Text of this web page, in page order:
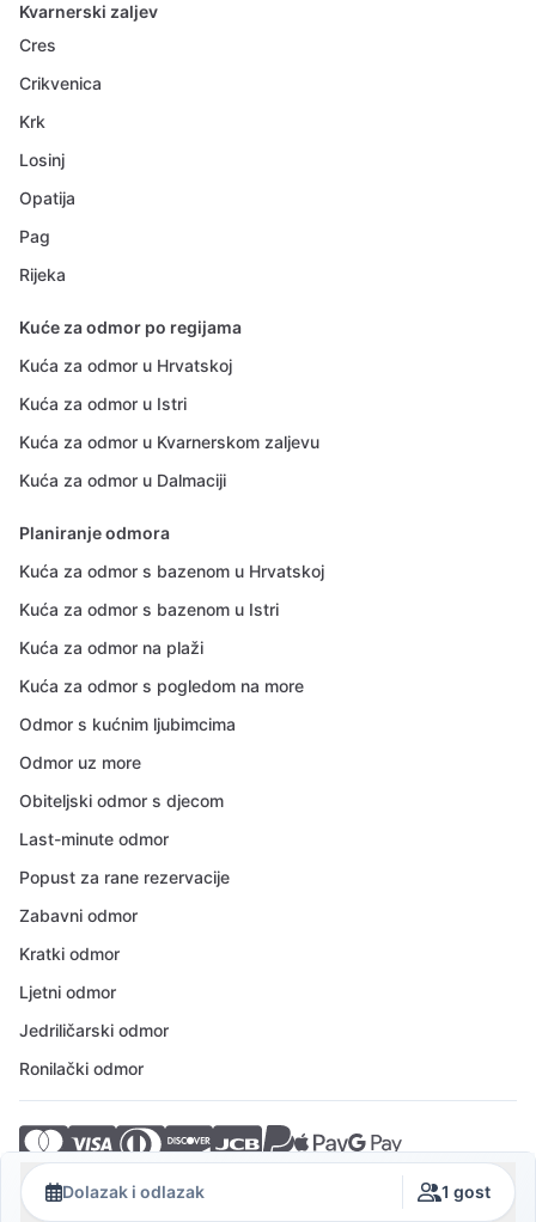
Dolazak i odlazak 1 gost
Kvarnerski zaljev
Cres
Crikvenica
Krk
Losinj
Opatija
Pag
Rijeka
Kuće za odmor po regijama
Kuća za odmor u Hrvatskoj
Kuća za odmor u Istri
Kuća za odmor u Kvarnerskom zaljevu
Kuća za odmor u Dalmaciji
Planiranje odmora
Kuća za odmor s bazenom u Hrvatskoj
Kuća za odmor s bazenom u Istri
Kuća za odmor na plaži
Kuća za odmor s pogledom na more
Odmor s kućnim ljubimcima
Odmor uz more
Obiteljski odmor s djecom
Last-minute odmor
Popust za rane rezervacije
Zabavni odmor
Kratki odmor
Ljetni odmor
Jedriličarski odmor
Ronilački odmor
© 2026 Crovillas GmbH